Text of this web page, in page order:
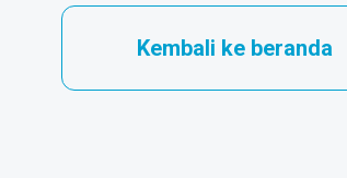
Kembali ke beranda